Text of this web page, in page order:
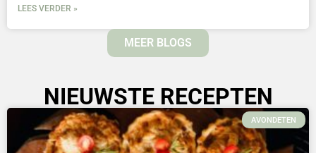
LEES VERDER »
MEER BLOGS
NIEUWSTE RECEPTEN
AVONDETEN